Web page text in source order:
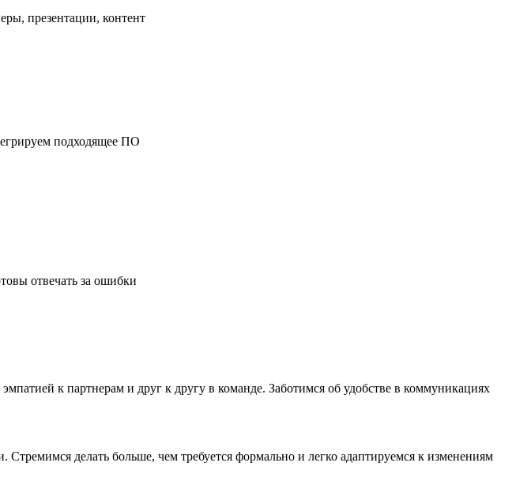
презентации, контент
подходящее ПО
отвечать за ошибки
к партнерам и друг к другу в команде. Заботимся об удобстве в коммуникациях
делать больше, чем требуется формально и легко адаптируемся к изменениям